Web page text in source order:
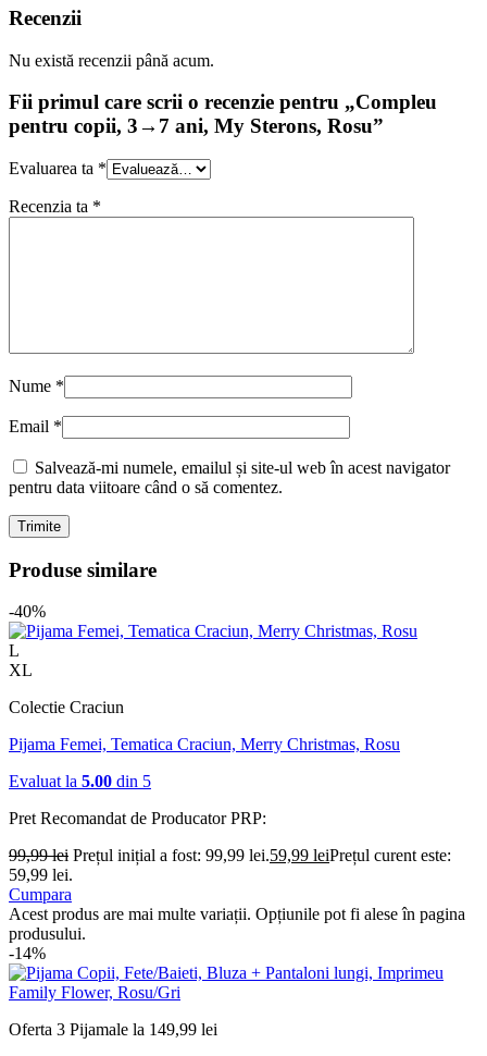
Recenzii
Nu există recenzii până acum.
Fii primul care scrii o recenzie pentru „Compleu
pentru copii, 3→7 ani, My Sterons, Rosu”
Evaluarea ta *
Recenzia ta *
Nume *
Email *
Salvează-mi numele, emailul și site-ul web în acest navigator
pentru data viitoare când o să comentez.
Produse similare
-40%
L
XL
Colectie Craciun
Pijama Femei, Tematica Craciun, Merry Christmas, Rosu
Evaluat la 5.00 din 5
Pret Recomandat de ProducatorPRP:
99,99lei Prețul inițial a fost: 99,99 lei.59,99 leiPrețul curent este:
59,99 lei.
Cumpara
Acest produs are mai multe variații. Opțiunile pot fi alese în pagina
produsului.
-14%
Oferta 3 Pijamale la 149,99 lei